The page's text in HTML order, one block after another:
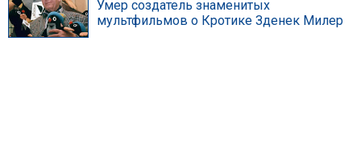
Умер создатель знаменитых
мультфильмов о Кротике Зденек Милер